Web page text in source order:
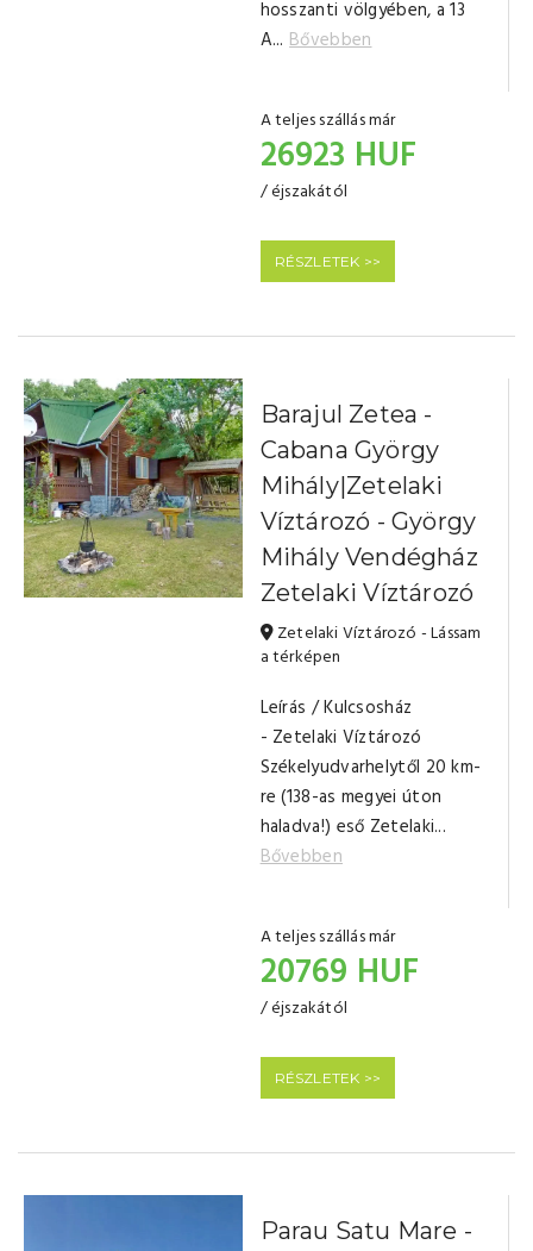
hosszanti völgyében, a 13
A...Bővebben
A teljes szállás már
26923 HUF
/ éjszakától
RÉSZLETEK >>
Barajul Zetea -
Cabana György
Mihály|Zetelaki
Víztározó - György
Mihály Vendégház
Zetelaki Víztározó
Zetelaki Víztározó - Lássam
a térképen
Leírás / Kulcsosház
- Zetelaki Víztározó
Székelyudvarhelytől 20 km-
re (138-as megyei úton
haladva!) eső Zetelaki...
Bővebben
A teljes szállás már
20769 HUF
/ éjszakától
RÉSZLETEK >>
Parau Satu Mare -